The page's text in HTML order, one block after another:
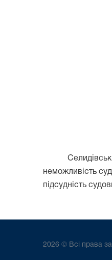
неможливість
підсудність
2026 © Всі права